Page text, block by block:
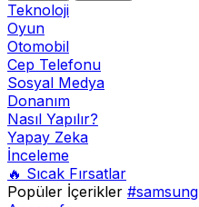
Teknoloji
Oyun
Otomobil
Cep Telefonu
Sosyal Medya
Donanım
Nasıl Yapılır?
Yapay Zeka
İnceleme
🔥 Sıcak Fırsatlar
Popüler İçerikler #samsung